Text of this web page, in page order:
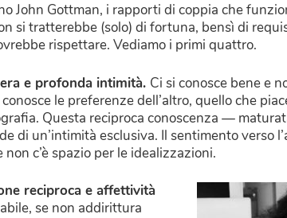
John Gottman, i rapporti di coppia che
si tratterebbe (solo) di fortuna, bensì di
rispettare. Vediamo i primi quattro.
e profonda intimità. Ci si conosce bene e
le preferenze dell’altro, quello che
Questa reciproca conoscenza —
di un’intimità esclusiva. Il sentimento verso
c’è spazio per le idealizzazioni.
reciproca e affettività
se non addirittura